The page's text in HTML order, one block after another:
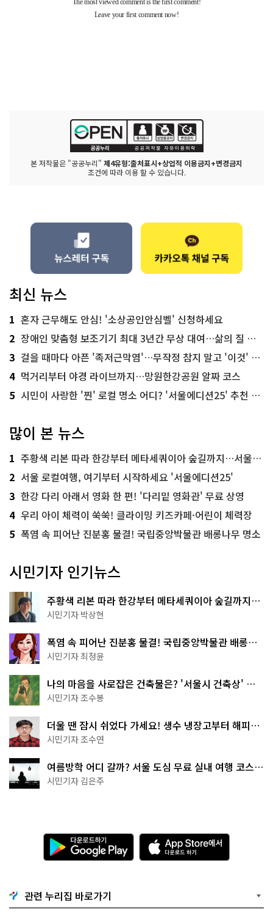
본 저작물은 "공공누리" 제4유형:출처표시+상업적 이용금지+변경금지
조건에 따라 이용 할 수 있습니다.
최신 뉴스
1 혼자 근무해도 안심! '소상공인안심벨' 신청하세요
2 장애인 맞춤형 보조기기 최대 3년간 무상 대여…삶의 질 높인다
3 걸을 때마다 아픈 '족저근막염'…무작정 참지 말고 '이것' 해보세요!
4 먹거리부터 야경 라이브까지…망원한강공원 알짜 코스
5 시민이 사랑한 '찐' 로컬 명소 어디? '서울에디션25' 추천 코스
많이 본 뉴스
1 주황색 리본 따라 한강부터 메타세쿼이아 숲길까지…서울둘레길 15코스
2 서울 로컬여행, 여기부터 시작하세요 '서울에디션25'
3 한강 다리 아래서 영화 한 편! '다리밑 영화관' 무료 상영
4 우리 아이 체력이 쑥쑥! 클라이밍 키즈카페·어린이 체력장
5 폭염 속 피어난 진분홍 물결! 국립중앙박물관 배롱나무 명소
시민기자 인기뉴스
주황색 리본 따라 한강부터 메타세쿼이아 숲길까지…
서울둘레길 15코스
시민기자 박상현
폭염 속 피어난 진분홍 물결! 국립중앙박물관 배롱나
무 명소
시민기자 최정윤
나의 마음을 사로잡은 건축물은? '서울시 건축상' 수
상작 공개!
시민기자 조수봉
더울 땐 잠시 쉬었다 가세요! 생수 냉장고부터 해피소
·무더위쉼터까지
시민기자 조수연
여름방학 어디 갈까? 서울 도심 무료 실내 여행 코스
추천
시민기자 김은주
다
운
로
기
G
o
A
p
p
e
관련 누리집 바로가기